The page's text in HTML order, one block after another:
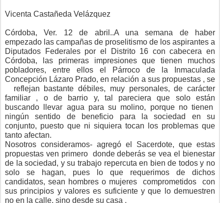
Vicenta Castañeda Velázquez
Córdoba, Ver. 12 de abril..A una semana de haber
empezado las campañas de proselitismo de los aspirantes a
Diputados Federales por el Distrito 16 con cabecera en
Córdoba, las primeras impresiones que tienen muchos
pobladores, entre ellos el Párroco de la Inmaculada
Concepción Lázaro Prado, en relación a sus propuestas , se
reflejan bastante débiles, muy personales, de carácter
familiar , o de barrio y, tal pareciera que solo están
buscando llevar agua para su molino, porque no tienen
ningún sentido de beneficio para la sociedad en su
conjunto, puesto que ni siquiera tocan los problemas que
tanto afectan.
Nosotros consideramos- agregó el Sacerdote, que estas
propuestas ven primero donde deberás se vea el bienestar
de la sociedad, y su trabajo repercuta en bien de todos y no
solo se hagan, pues lo que requerimos de dichos
candidatos, sean hombres o mujeres comprometidos con
sus principios y valores es suficiente y que lo demuestren
no en la calle, sino desde su casa .